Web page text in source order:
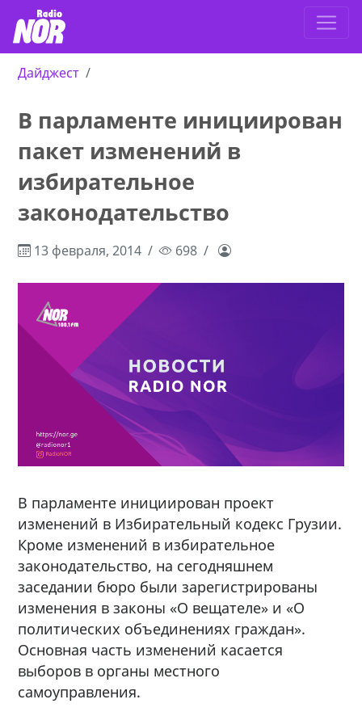
Дайджест
В парламенте инициирован
пакет изменений в
избирательное
законодательство
13 февраля, 2014 698
В парламенте инициирован проект
изменений в Избирательный кодекс Грузии.
Кроме изменений в избирательное
законодательство, на сегодняшнем
заседании бюро были зарегистрированы
изменения в законы «О вещателе» и «О
политических объединениях граждан».
Основная часть изменений касается
выборов в органы местного
самоуправления.